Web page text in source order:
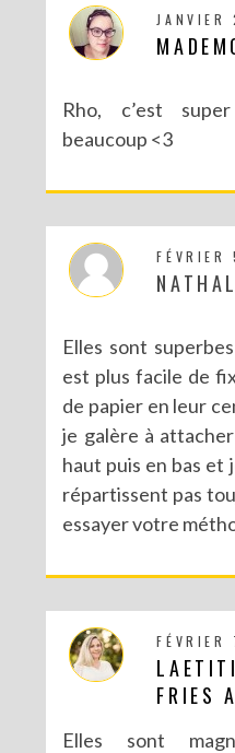
Rho, c’est
beaucoup <3
Elles sont
est plus facile de
de papier en leur
je galère à
haut puis en bas et
répartissent pas
essayer votre
FRIES
Elles sont